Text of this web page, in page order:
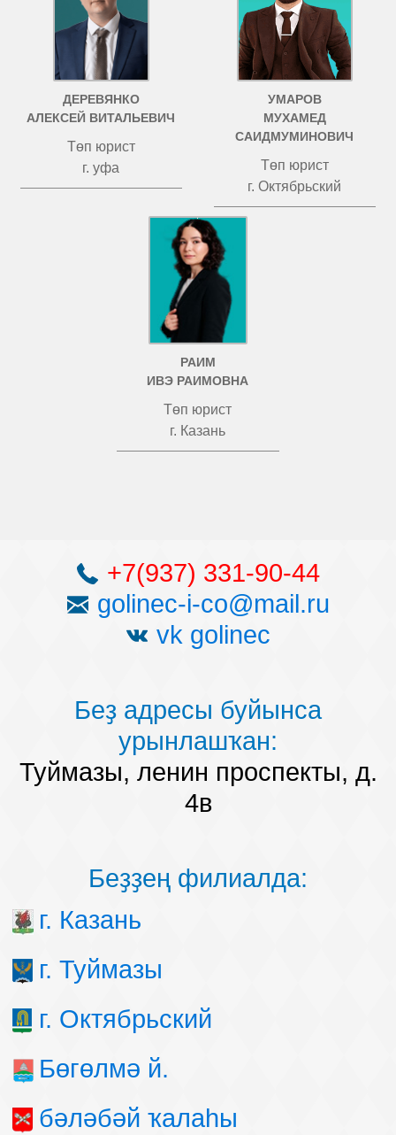
ДЕРЕВЯНКО
АЛЕКСЕЙ ВИТАЛЬЕВИЧ
Төп юрист
г. уфа
УМАРОВ
МУХАМЕД
САИДМУМИНОВИЧ
Төп юрист
г. Октябрьский
РАИМ
ИВЭ РАИМОВНА
Төп юрист
г. Казань
+7(937) 331-90-44
golinec-i-co@mail.ru
vk golinec
Беҙ адресы буйынса
урынлашҡан:
Туймазы, ленин проспекты, д.
4в
Беҙҙең филиалда:
г. Казань
г. Туймазы
г. Октябрьский
Бөгөлмә й.
бәләбәй ҡалаһы